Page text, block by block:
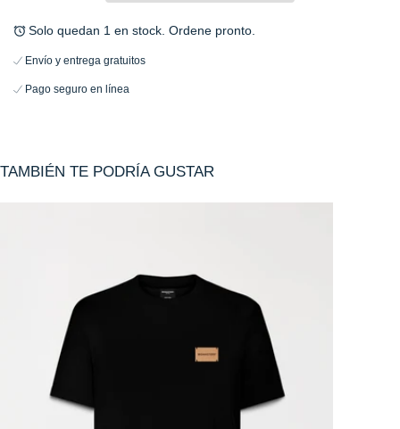
Solo quedan 1 en stock. Ordene pronto.
Envío y entrega gratuitos
Pago seguro en línea
TAMBIÉN TE PODRÍA GUSTAR